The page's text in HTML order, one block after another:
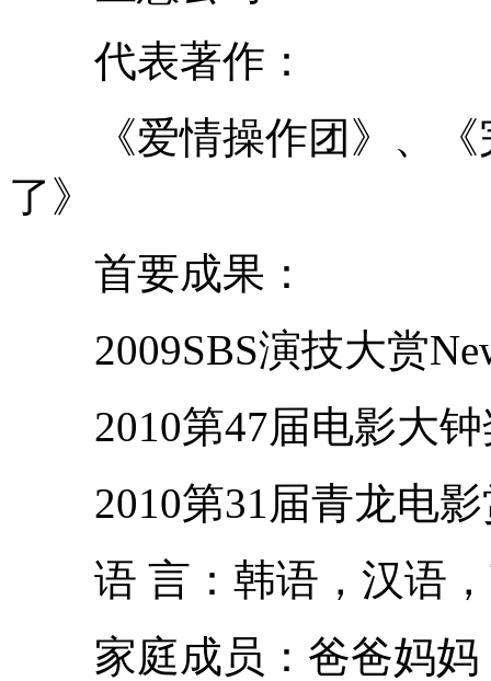
代表著作：
《爱情操作团》、《
了》
首要成果：
2009SBS演技大赏
2010第47届电影大钟
2010第31届青龙电影
语 言：韩语，汉语，
家庭成员：爸爸妈妈